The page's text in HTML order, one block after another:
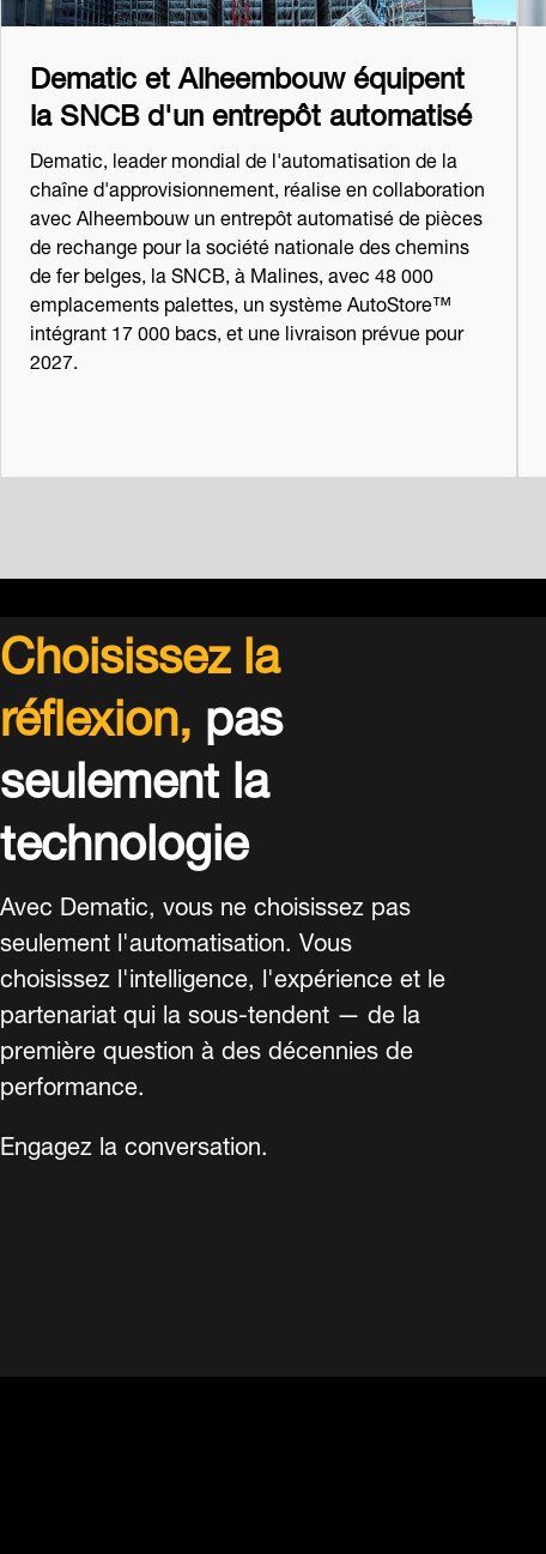
Dematic et Alheembouw équipent
la SNCB d'un entrepôt automatisé
Dematic, leader mondial de l'automatisation de la
chaîne d'approvisionnement, réalise en collaboration
avec Alheembouw un entrepôt automatisé de pièces
de rechange pour la société nationale des chemins
de fer belges, la SNCB, à Malines, avec 48 000
emplacements palettes, un système AutoStore™
intégrant 17 000 bacs, et une livraison prévue pour
2027.
Choisissez la
réflexion,pas
seulement la
technologie
Avec Dematic, vous ne choisissez pas
seulement l'automatisation. Vous
choisissez l'intelligence, l'expérience et le
partenariat qui la sous-tendent — de la
première question à des décennies de
performance.
Engagez la conversation.